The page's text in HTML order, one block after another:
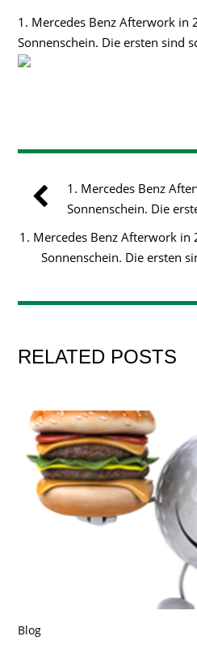
1. Mercedes Benz Afterwork in
Sonnenschein. Die ersten sind
1. Mercedes Benz
Sonnenschein. Die
1. Mercedes Benz Afterwork in
Sonnenschein. Die ersten
RELATED POSTS
Blog